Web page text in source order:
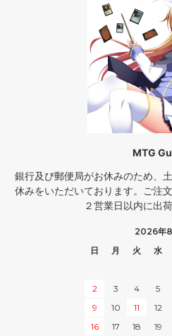
MTG
銀行及び郵便局がお休みのため、
休みをいただいております。ご注
２営業日以内に出
2026年
日
月 火 水
2
3 4 5
9
10 11 12
16
17 18 19